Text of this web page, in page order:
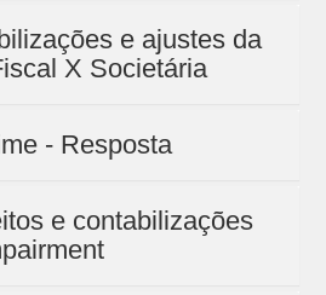
e ajustes da
X Societária
- Resposta
e contabilizações